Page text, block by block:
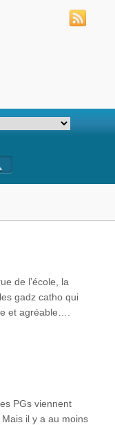
de l’école, la
gadz catho qui
et agréable….
PGs viennent
il y a au moins